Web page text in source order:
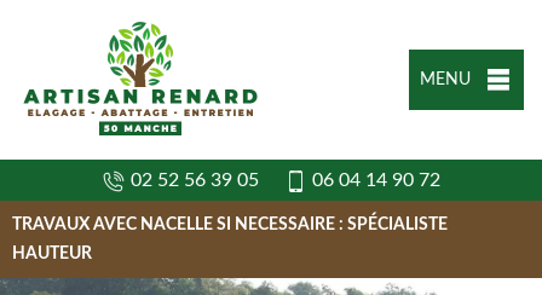
MENU
02 52 56 39 05 06 04 14 90 72
TRAVAUX AVEC NACELLE SI NECESSAIRE : SPÉCIALISTE
HAUTEUR